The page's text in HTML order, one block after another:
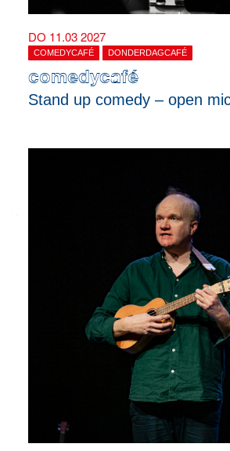
DO 11.03 2027
COMEDYCAFÉ DONDERDAGCAFÉ
comedycafé
Stand up comedy – open